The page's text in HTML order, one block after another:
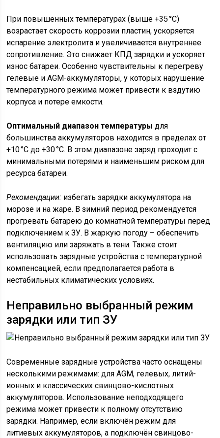
При повышенных температурах (выше +35 °C)
возрастает скорость коррозии пластин, ускоряется
испарение электролита и увеличивается внутреннее
сопротивление. Это снижает КПД зарядки и ускоряет
износ батареи. Особенно чувствительны к перегреву
гелевые и AGM-аккумуляторы, у которых нарушение
температурного режима может привести к вздутию
корпуса и потере емкости.
Оптимальный диапазон температуры для
большинства аккумуляторов находится в пределах от
+10 °C до +30 °C. В этом диапазоне заряд проходит с
минимальными потерями и наименьшим риском для
ресурса батареи.
Рекомендации: избегать зарядки аккумулятора на
морозе и на жаре. В зимний период рекомендуется
прогревать батарею до комнатной температуры перед
подключением к ЗУ. В жаркую погоду – обеспечить
вентиляцию или заряжать в тени. Также стоит
использовать зарядные устройства с температурной
компенсацией, если предполагается работа в
нестабильных климатических условиях.
Неправильно выбранный режим
зарядки или тип ЗУ
Современные зарядные устройства часто оснащены
несколькими режимами: для AGM, гелевых, литий-
ионных и классических свинцово-кислотных
аккумуляторов. Использование неподходящего
режима может привести к полному отсутствию
зарядки. Например, если включён режим для
литиевых аккумуляторов, а подключён свинцово-